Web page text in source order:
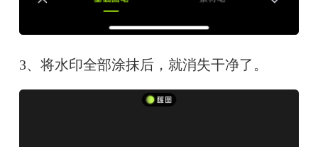
3、将水印全部涂抹后，就消失干净了。